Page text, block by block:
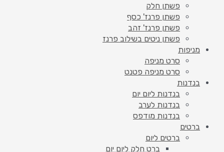
פשתן חלק
פשתן פרנז' כסף
פשתן פרנז' זהב
פשתן ניטים בשילוב פרנז
מניפות
סרט מניפה
סרט מניפה פטנט
בנדנות
בנדנות ליום יום
בנדנות לערב
בנדנות מודפס
ברטים
ברטים ליום
ברט חלק ליום יום